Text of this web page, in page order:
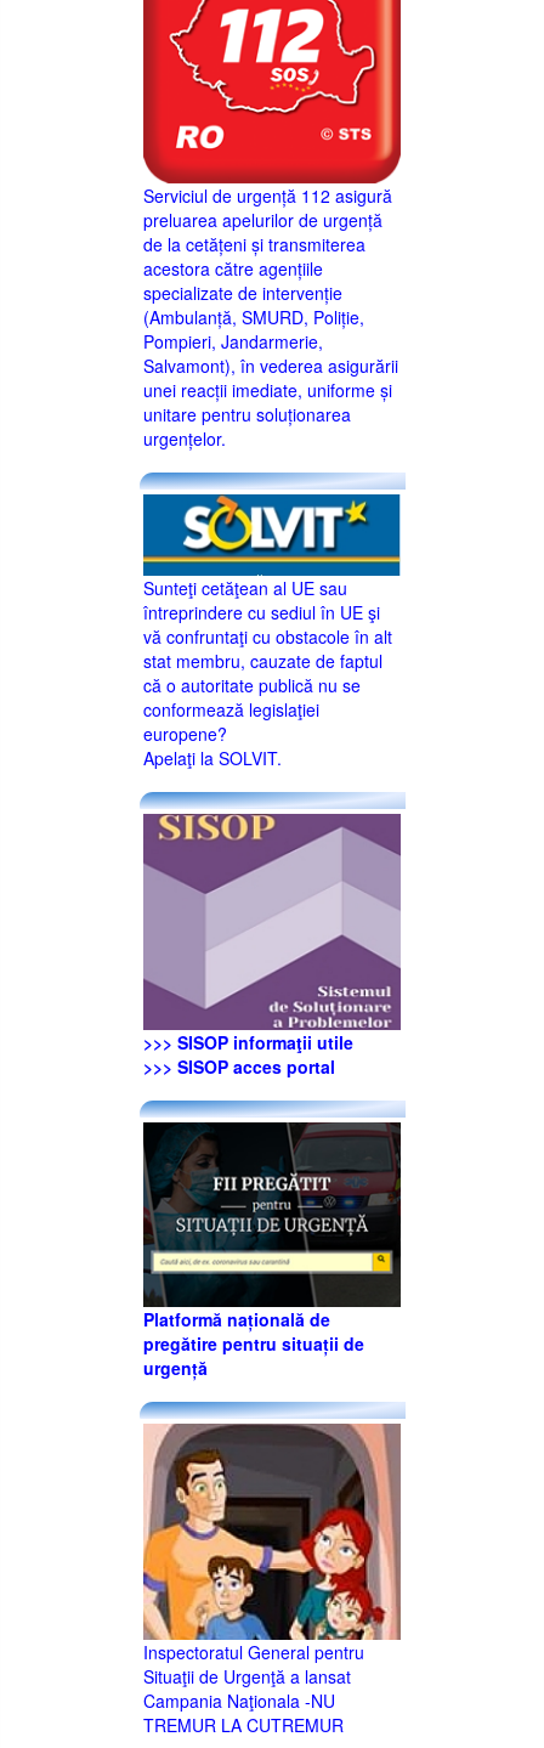
Serviciul de urgență 112 asigură
preluarea apelurilor de urgență
de la cetățeni și transmiterea
acestora către agențiile
specializate de intervenție
(Ambulanță, SMURD, Poliție,
Pompieri, Jandarmerie,
Salvamont), în vederea asigurării
unei reacții imediate, uniforme și
unitare pentru soluționarea
urgențelor.
Sunteţi cetăţean al UE sau
întreprindere cu sediul în UE şi
vă confruntaţi cu obstacole în alt
stat membru, cauzate de faptul
că o autoritate publică nu se
conformează legislaţiei
europene?
Apelaţi la SOLVIT.
>>> SISOP informaţii utile
>>> SISOP acces portal
Platformă națională de
pregătire pentru situații de
urgență
Inspectoratul General pentru
Situaţii de Urgenţă a lansat
Campania Naţionala -NU
TREMUR LA CUTREMUR